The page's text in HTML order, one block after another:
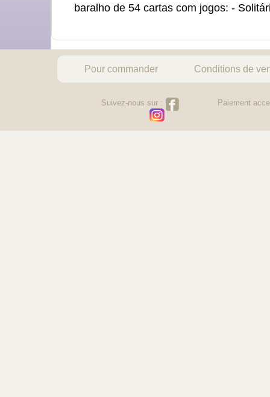
baralho de 54 cartas com jogos: -
Pour commander Conditions de
Suivez-nous sur : Paiement